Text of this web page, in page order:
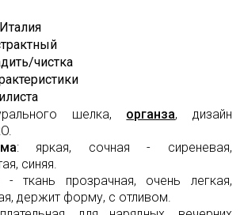
Италия
шелка, органза, дизайн
: яркая, сочная - сиреневая,
синяя.
- ткань прозрачная, очень легкая,
держит форму, с отливом.